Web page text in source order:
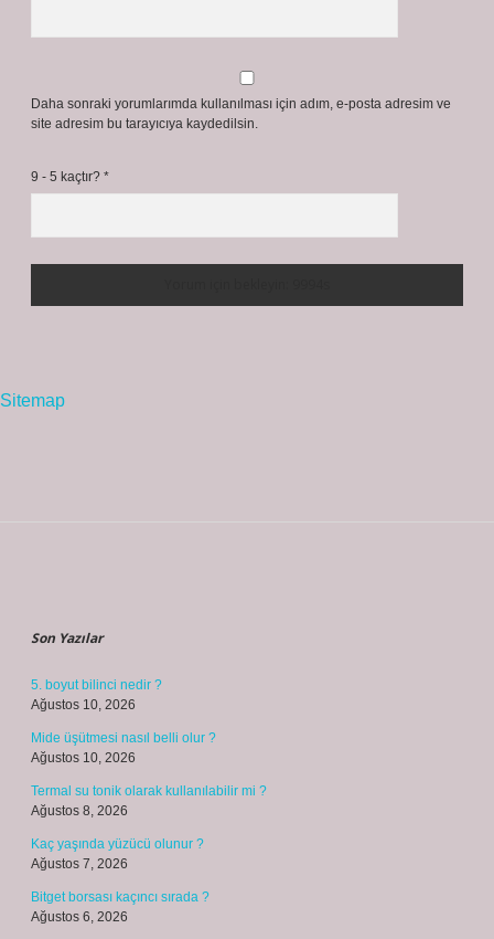
Daha sonraki yorumlarımda kullanılması için adım, e-posta adresim ve
site adresim bu tarayıcıya kaydedilsin.
9 - 5 kaçtır? *
Sitemap
Son Yazılar
5. boyut bilinci nedir ?
Ağustos 10, 2026
Mide üşütmesi nasıl belli olur ?
Ağustos 10, 2026
Termal su tonik olarak kullanılabilir mi ?
Ağustos 8, 2026
Kaç yaşında yüzücü olunur ?
Ağustos 7, 2026
Bitget borsası kaçıncı sırada ?
Ağustos 6, 2026